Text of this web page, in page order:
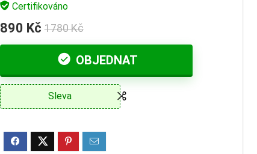
Certifikováno
890 Kč 1780 Kč
OBJEDNAT
Sleva